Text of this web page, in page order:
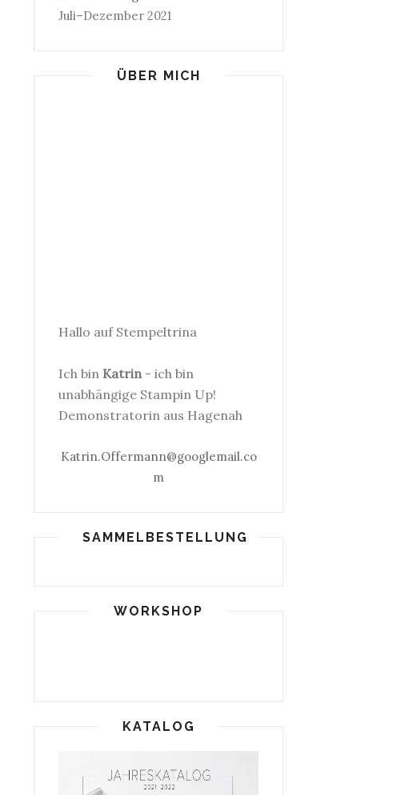
Juli–Dezember 2021
ÜBER MICH
Hallo auf Stempeltrina
Ich bin Katrin- ich bin
unabhängige Stampin Up!
Demonstratorin aus Hagenah
Katrin.Offermann@googlemail.co
m
SAMMELBESTELLUNG
WORKSHOP
KATALOG